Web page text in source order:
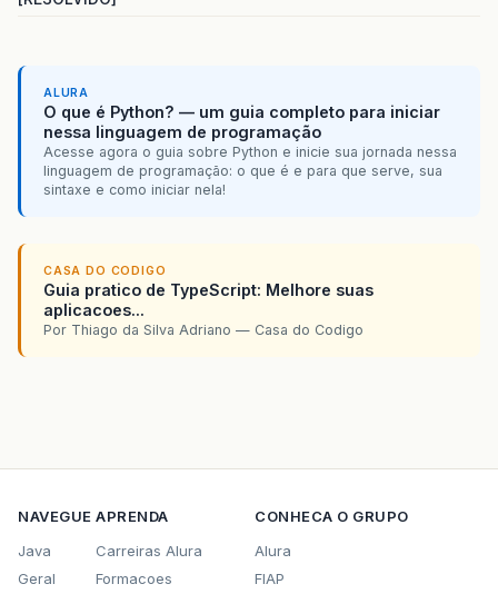
ALURA
O que é Python? — um guia completo para iniciar
nessa linguagem de programação
Acesse agora o guia sobre Python e inicie sua jornada nessa
linguagem de programação: o que é e para que serve, sua
sintaxe e como iniciar nela!
CASA DO CODIGO
Guia pratico de TypeScript: Melhore suas
aplicacoes...
Por Thiago da Silva Adriano — Casa do Codigo
NAVEGUE
Java
Geral
APRENDA
Carreiras Alura
Formacoes
CONHECA O GRUPO
Alura
FIAP